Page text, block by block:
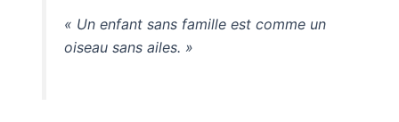
« Un enfant sans famille est comme un
oiseau sans ailes. »